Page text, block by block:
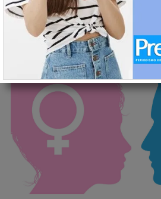
actualidad hace
descuiden la salud
Ezequiel Fernández Bellido
27/02/2019